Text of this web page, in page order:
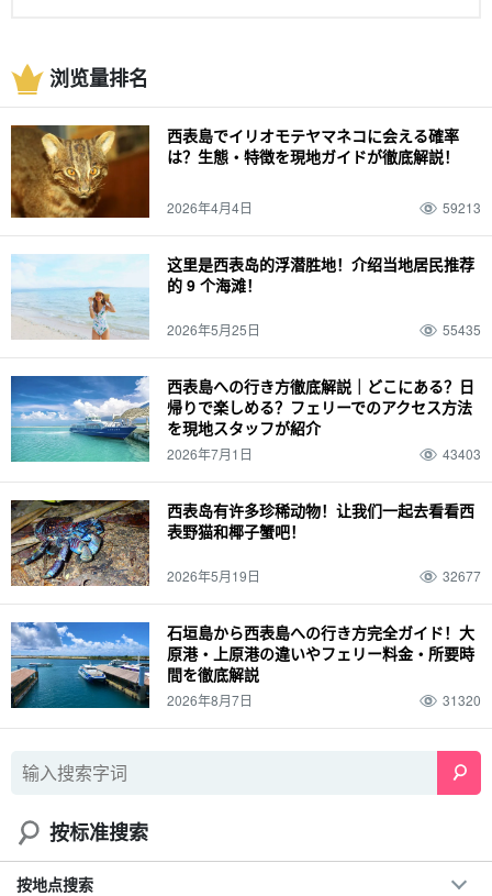
浏览量排名
西表島でイリオモテヤマネコに会える確率
は？生態・特徴を現地ガイドが徹底解説！
2026年4月4日 59213
这里是西表岛的浮潜胜地！介绍当地居民推荐
的 9 个海滩！
2026年5月25日 55435
西表島への行き方徹底解説｜どこにある？日
帰りで楽しめる？フェリーでのアクセス方法
を現地スタッフが紹介
2026年7月1日 43403
西表岛有许多珍稀动物！让我们一起去看看西
表野猫和椰子蟹吧！
2026年5月19日 32677
石垣島から西表島への行き方完全ガイド！大
原港・上原港の違いやフェリー料金・所要時
間を徹底解説
2026年8月7日 31320
按标准搜索
按地点搜索